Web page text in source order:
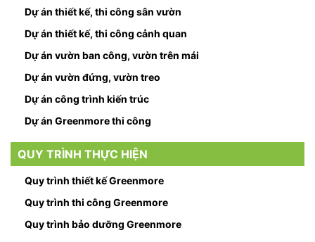
Dự án thiết kế, thi công sân vườn
Dự án thiết kế, thi công cảnh quan
Dự án vườn ban công, vườn trên mái
Dự án vườn đứng, vườn treo
Dự án công trình kiến trúc
Dự án Greenmore thi công
QUY TRÌNH THỰC HIỆN
Quy trình thiết kế Greenmore
Quy trình thi công Greenmore
Quy trình bảo dưỡng Greenmore